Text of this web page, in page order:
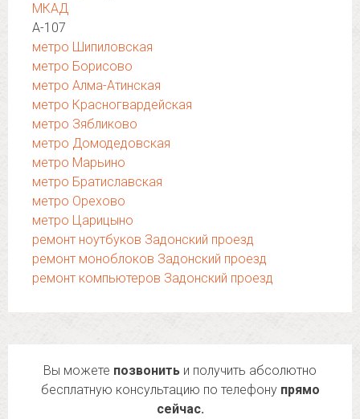
МКАД
А-107
метро Шипиловская
метро Борисово
метро Алма-Атинская
метро Красногвардейская
метро Зябликово
метро Домодедовская
метро Марьино
метро Братиславская
метро Орехово
метро Царицыно
ремонт ноутбуков Задонский проезд
ремонт моноблоков Задонский проезд
ремонт компьютеров Задонский проезд
Вы можете позвонить и получить абсолютно
бесплатную консультацию по телефону прямо
сейчас.